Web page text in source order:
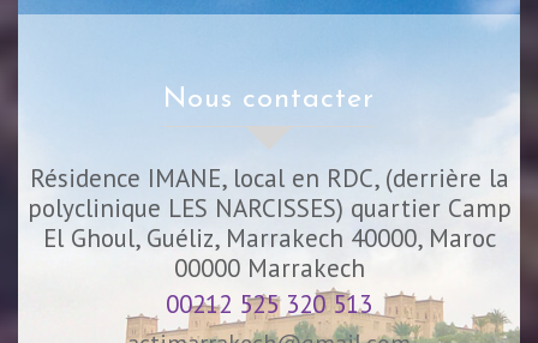
nous contacter
Résidence IMANE, local en RDC, (derrière la
polyclinique LES NARCISSES) quartier Camp
El Ghoul, Guéliz, Marrakech 40000, Maroc
00000 Marrakech
00212 525 320 513